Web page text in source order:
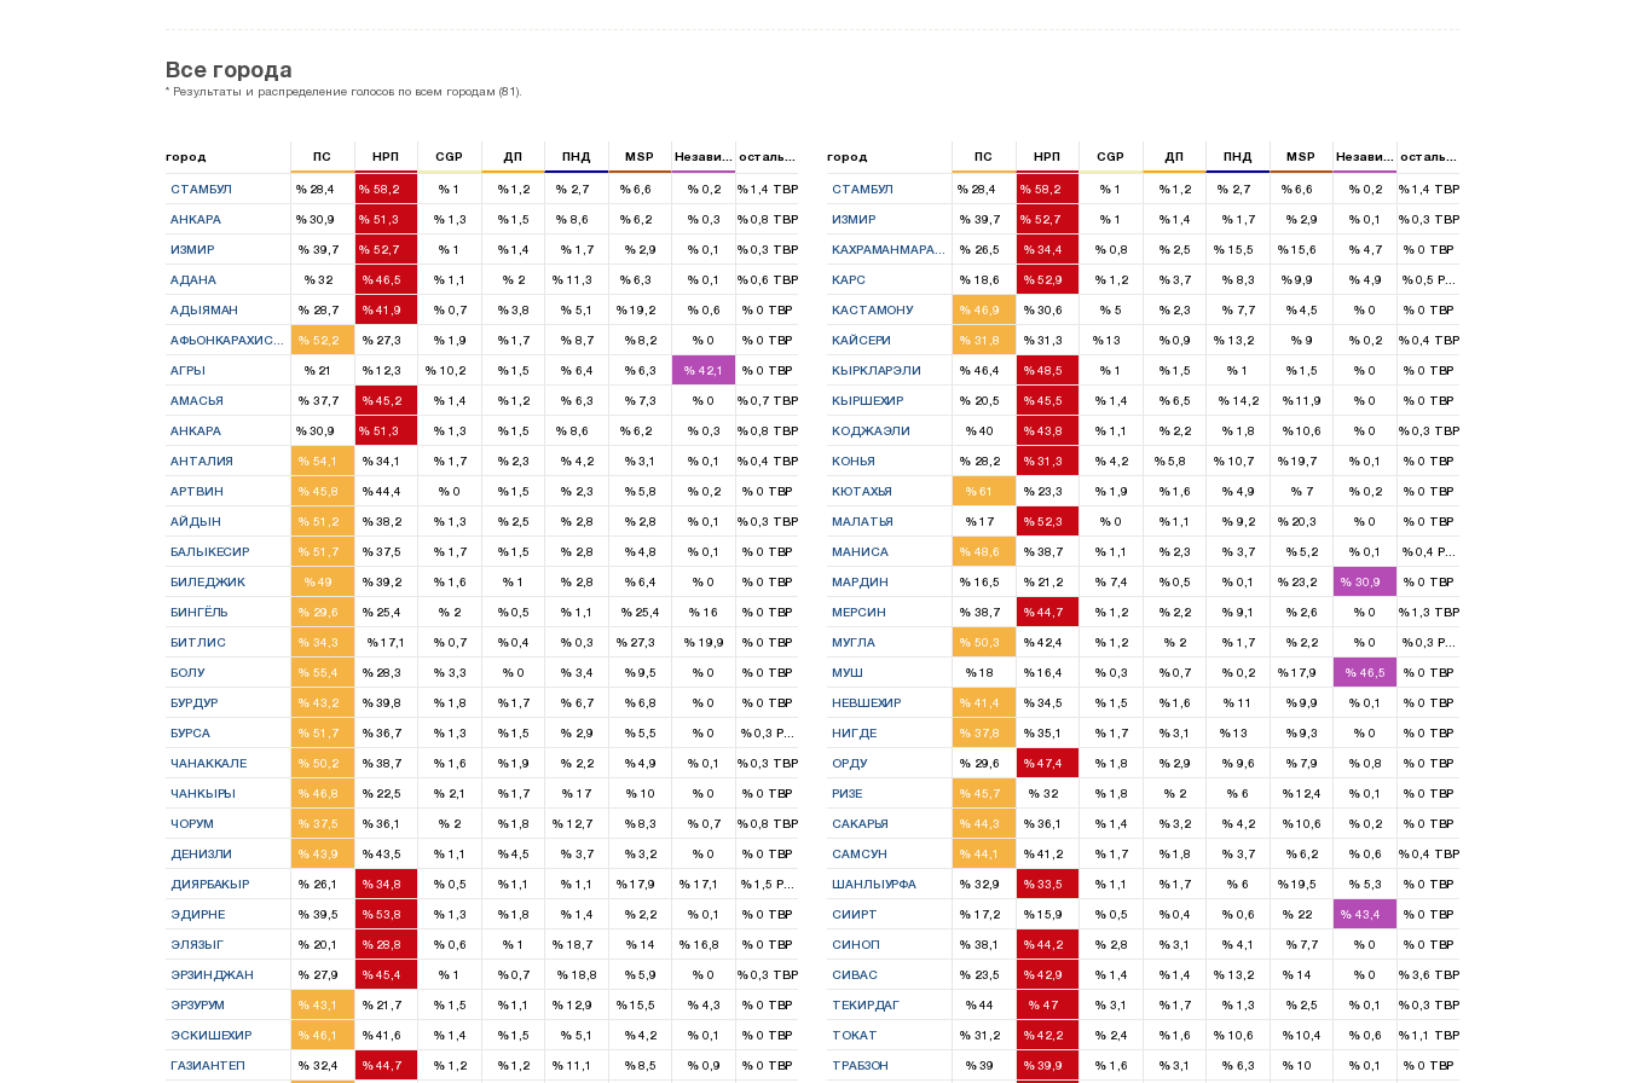
Все города
* Результаты и распределение голосов по всем городам (81).
город ПС НРП CGP ДП ПНД MSP Независимыйостальные город ПС НРП CGP ДП ПНД MSP Независимыйостальные
СТАМБУЛ %28,4
13
% 58,2
27
% 1 %1,2 % 2,7
1
%6,6
3
%0,2 %1,4 TBP
АНКАРА %30,9 % 51,3 %1,3 %1,5 % 8,6 %6,2 %0,3 %0,8 TBP
ИЗМИР % 39,7 % 52,7 % 1 %1,4 %1,7 %2,9 %0,1 %0,3 TBP
АДАНА %32 %46,5 %1,1 %2 % 11,3 %6,3 %0,1 %0,6 TBP
АДЫЯМАН % 28,7 %41,9 %0,7 %3,8 %5,1 %19,2 %0,6 % 0 TBP
АФЬОНКАРАХИСАР % 52,2 %27,3 %1,9 %1,7 %8,7 %8,2 % 0 % 0 TBP
АГРЫ %21
2
%12,3 % 10,2 %1,5 %6,4 %6,3 %42,1 % 0 TBP
АМАСЬЯ % 37,7 %45,2 %1,4 %1,2 %6,3 %7,3 % 0 %0,7 TBP
АНКАРА %30,9 % 51,3 %1,3 %1,5 % 8,6
2
%6,2 %0,3 %0,8 TBP
АНТАЛИЯ % 54,1 %34,1 %1,7 %2,3 %4,2 %3,1 %0,1 %0,4 TBP
АРТВИН % 45,8 %44,4 % 0 %1,5 %2,3 %5,8 %0,2 % 0 TBP
АЙДЫН % 51,2 %38,2 %1,3 %2,5 %2,8 %2,8 %0,1 %0,3 TBP
БАЛЫКЕСИР % 51,7 %37,5 %1,7 %1,5 %2,8 %4,8 %0,1 % 0 TBP
БИЛЕДЖИК %49 %39,2 %1,6 %1 %2,8 %6,4 % 0 % 0 TBP
БИНГЁЛЬ % 29,6 %25,4 % 2 %0,5 %1,1 %25,4 % 16 % 0 TBP
БИТЛИС % 34,3 %17,1 %0,7 %0,4 %0,3 %27,3 %19,9 % 0 TBP
БОЛУ % 55,4 %28,3 %3,3 %0 %3,4 %9,5 % 0 % 0 TBP
БУРДУР % 43,2 %39,8 %1,8 %1,7 %6,7 %6,8 % 0 % 0 TBP
БУРСА % 51,7 %36,7 %1,3 %1,5 %2,9 %5,5 % 0 %0,3РПТ
ЧАНАККАЛЕ % 50,2 %38,7 %1,6 %1,9 %2,2 %4,9 %0,1 %0,3 TBP
ЧАНКЫРЫ % 46,8 %22,5 %2,1 %1,7 % 17 %10 % 0 % 0 TBP
ЧОРУМ % 37,5 %36,1 % 2 %1,8 % 12,7 %8,3 %0,7 %0,8 TBP
ДЕНИЗЛИ % 43,9 %43,5 %1,1 %4,5 %3,7 %3,2 % 0 % 0 TBP
ДИЯРБАКЫР % 26,1 %34,8 %0,5 %1,1 %1,1 %17,9 % 17,1 %1,5РПТ
ЭДИРНЕ % 39,5 %53,8 %1,3 %1,8 %1,4 %2,2 %0,1 % 0 TBP
ЭЛЯЗЫГ % 20,1 %28,8 %0,6 %1 % 18,7 %14 % 16,8 % 0 TBP
ЭРЗИНДЖАН % 27,9 %45,4 % 1 %0,7 %18,8 %5,9 % 0 %0,3 TBP
ЭРЗУРУМ % 43,1 %21,7 %1,5 %1,1 % 12,9
1
%15,5 %4,3 % 0 TBP
ЭСКИШЕХИР % 46,1 %41,6 %1,4 %1,5 %5,1 %4,2 %0,1 % 0 TBP
ГАЗИАНТЕП % 32,4 %44,7 %1,2 %1,2 % 11,1 %8,5 %0,9 % 0 TBP
СТАМБУЛ %28,4 % 58,2 % 1 %1,2 % 2,7 %6,6 %0,2 %1,4 TBP
ИЗМИР % 39,7 % 52,7 % 1 %1,4 %1,7 %2,9 %0,1 %0,3 TBP
КАХРАМАНМАРАШ % 26,5 %34,4 %0,8 %2,5 % 15,5 %15,6 %4,7 % 0 TBP
КАРС % 18,6 %52,9 %1,2 %3,7 %8,3 %9,9 %4,9 %0,5РПТ
КАСТАМОНУ % 46,9 %30,6 % 5 %2,3 %7,7 %4,5 % 0 % 0 TBP
КАЙСЕРИ % 31,8 %31,3 %13 %0,9 % 13,2 %9 %0,2 %0,4 TBP
КЫРКЛАРЭЛИ % 46,4 %48,5 % 1 %1,5 % 1 %1,5 % 0 % 0 TBP
КЫРШЕХИР % 20,5 %45,5 %1,4 %6,5 %14,2 %11,9 % 0 % 0 TBP
КОДЖАЭЛИ %40
2
%43,8 %1,1 %2,2 %1,8 %10,6 % 0 %0,3 TBP
КОНЬЯ % 28,2 %31,3 %4,2 %5,8
1
% 10,7 %19,7
3
%0,1 % 0 TBP
КЮТАХЬЯ %61
4
%23,3 %1,9 %1,6 %4,9 %7 %0,2 % 0 TBP
МАЛАТЬЯ %17 %52,3 % 0 %1,1 %9,2 %20,3 % 0 % 0 TBP
МАНИСА % 48,6 %38,7 %1,1 %2,3 %3,7 %5,2 %0,1 %0,4РПТ
МАРДИН % 16,5 %21,2 %7,4 %0,5 %0,1 %23,2 % 30,9 % 0 TBP
МЕРСИН % 38,7 %44,7 %1,2 %2,2 %9,1 %2,6 % 0 %1,3 TBP
МУГЛА % 50,3 %42,4 %1,2 %2 %1,7 %2,2 % 0 %0,3РПТ
МУШ %18
1
%16,4 %0,3 %0,7 %0,2 %17,9 %46,5 % 0 TBP
НЕВШЕХИР % 41,4 %34,5 %1,5 %1,6 % 11 %9,9 %0,1 % 0 TBP
НИГДЕ % 37,8 %35,1 %1,7 %3,1 %13 %9,3 % 0 % 0 TBP
ОРДУ % 29,6 %47,4 %1,8 %2,9 %9,6 %7,9 %0,8 % 0 TBP
РИЗЕ % 45,7 %32 %1,8 %2 % 6 %12,4 %0,1 % 0 TBP
САКАРЬЯ % 44,3 %36,1 %1,4 %3,2 %4,2 %10,6 %0,2 % 0 TBP
САМСУН % 44,1 %41,2 %1,7 %1,8 %3,7 %6,2 %0,6 %0,4 TBP
ШАНЛЫУРФА % 32,9 %33,5 %1,1 %1,7 % 6 %19,5 %5,3 % 0 TBP
СИИРТ % 17,2 %15,9 %0,5 %0,4 %0,6 %22
1
% 43,4 % 0 TBP
СИНОП % 38,1 %44,2 %2,8 %3,1 %4,1 %7,7 % 0 % 0 TBP
СИВАС % 23,5 %42,9 %1,4 %1,4 % 13,2 %14
1
% 0 %3,6 TBP
ТЕКИРДАГ %44
2
%47 %3,1 %1,7 %1,3 %2,5 %0,1 %0,3 TBP
ТОКАТ % 31,2 %42,2 %2,4 %1,6 % 10,6 %10,4 %0,6 %1,1 TBP
ТРАБЗОН %39
3
%39,9 %1,6 %3,1 %6,3 %10
1
%0,1 % 0 TBP